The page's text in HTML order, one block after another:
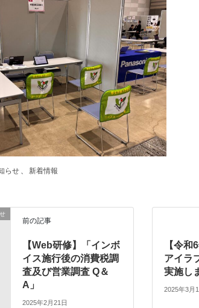
らせ 、 新着情報
前の記事
【Web研修】「インボ
イス施行後の消費税調
査及び営業調査 Q＆
A」
2025年2月21日
【令和
アイラ
実施し
2025年3月